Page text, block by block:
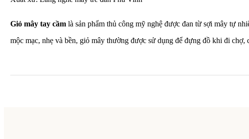
Giỏ mây tay cầm là sản phẩm thủ công mỹ nghệ được đan từ sợi mây tự
mộc mạc, nhẹ và bền, giỏ mây thường được sử dụng để đựng đồ khi đi